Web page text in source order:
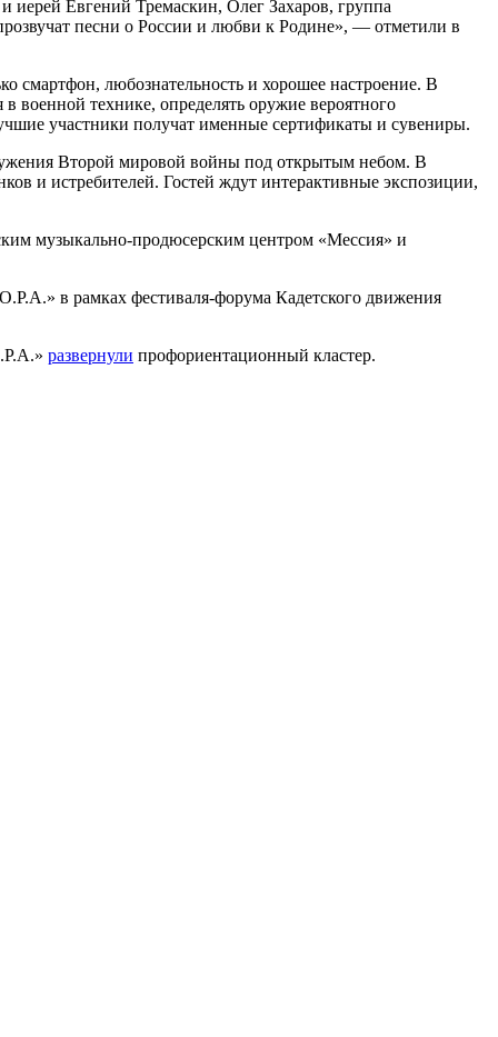
иерей Евгений Тремаскин, Олег Захаров, группа
песни о России и любви к Родине», — отметили в
смартфон, любознательность и хорошее настроение. В
военной технике, определять оружие вероятного
участники получат именные сертификаты и сувениры.
Второй мировой войны под открытым небом. В
и истребителей. Гостей ждут интерактивные экспозиции,
музыкально-продюсерским центром «Мессия» и
в рамках фестиваля-форума Кадетского движения
развернули профориентационный кластер.